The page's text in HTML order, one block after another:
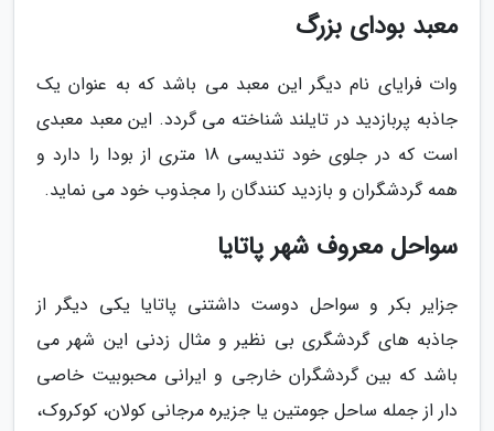
معبد بودای بزرگ
وات فرایای نام دیگر این معبد می باشد که به عنوان یک
جاذبه پربازدید در تایلند شناخته می گردد. این معبد معبدی
است که در جلوی خود تندیسی 18 متری از بودا را دارد و
همه گردشگران و بازدید کنندگان را مجذوب خود می نماید.
سواحل معروف شهر پاتایا
جزایر بکر و سواحل دوست داشتنی پاتایا یکی دیگر از
جاذبه های گردشگری بی نظیر و مثال زدنی این شهر می
باشد که بین گردشگران خارجی و ایرانی محبوبیت خاصی
دار از جمله ساحل جومتین یا جزیره مرجانی کولان، کوکروک،